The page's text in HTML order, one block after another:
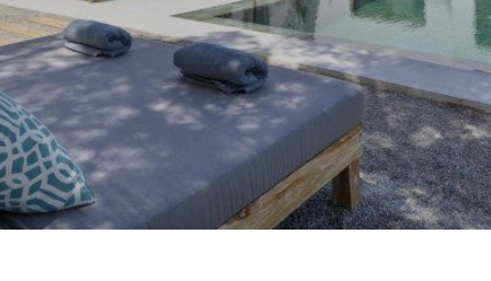
LOCATION
CÔTE OUEST
SANTA GERTRUDIS
SAN JOSÉ
SANTA EULALIA